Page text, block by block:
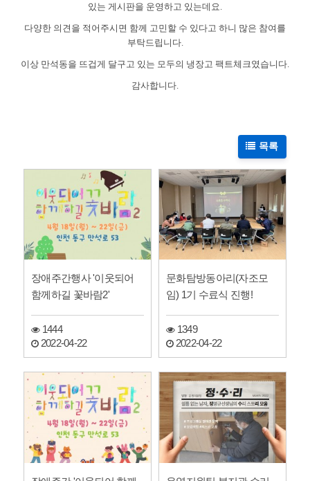
있는 게시판을 운영하고 있는데요.
다양한 의견을 적어주시면 함께 고민할 수 있다고 하니 많은 참여를
부탁드립니다.
이상 만석동을 뜨겁게 달구고 있는 모두의 냉장고 팩트체크였습니다.
감사합니다.
목록
장애주간행사 '이웃되어
함께하길 꽃바람2'
1444
2022-04-22
문화탐방동아리(자조모
임) 1기 수료식 진행!
1349
2022-04-22